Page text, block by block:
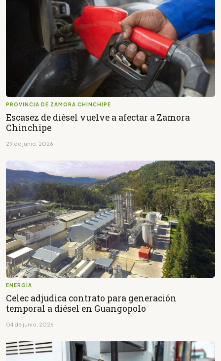
PROVINCIA DE ZAMORA CHINCHIPE
Escasez de diésel vuelve a afectar a Zamora
Chinchipe
29 de junio, 2026
ENERGÍA
Celec adjudica contrato para generación
temporal a diésel en Guangopolo
04 de junio, 2026